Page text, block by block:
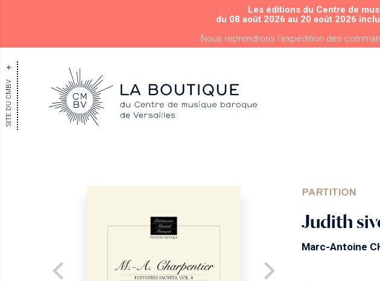
ALLER
Les éditions du Centre de
du 08 août 2026 au 20 août 2026
Nous reprendrons l'expédition des
SITE DU CMBV
PARTITION
Judith
Marc-Antoine